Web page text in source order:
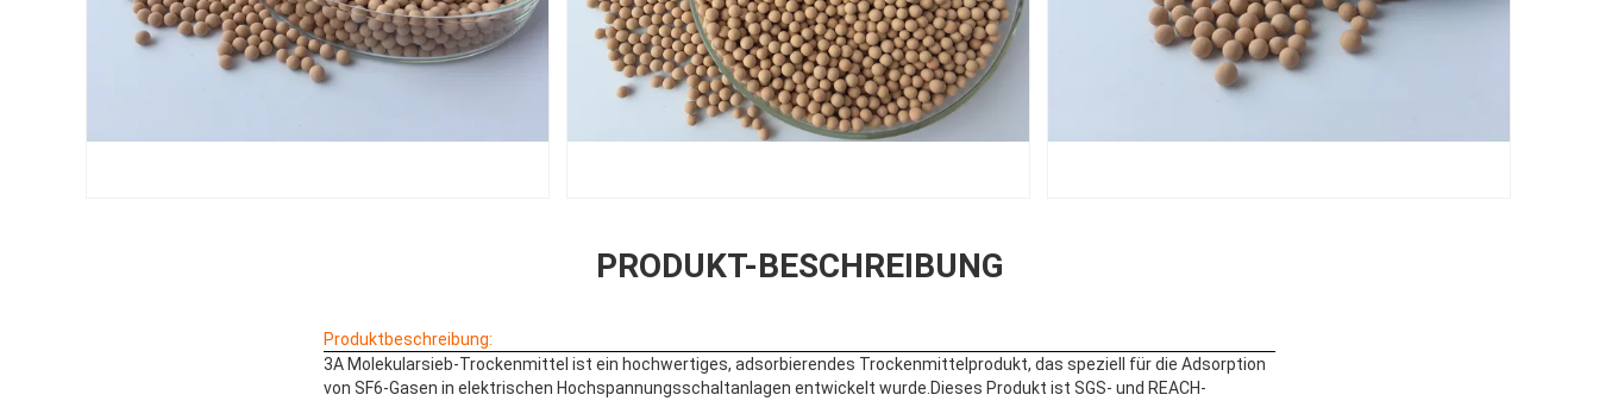
PRODUKT-BESCHREIBUNG
Produktbeschreibung:
3A Molekularsieb-Trockenmittel ist ein hochwertiges, adsorbierendes Trockenmittelprodukt, das speziell für die Adsorption
von SF6-Gasen in elektrischen Hochspannungsschaltanlagen entwickelt wurde.Dieses Produkt ist SGS- und REACH-